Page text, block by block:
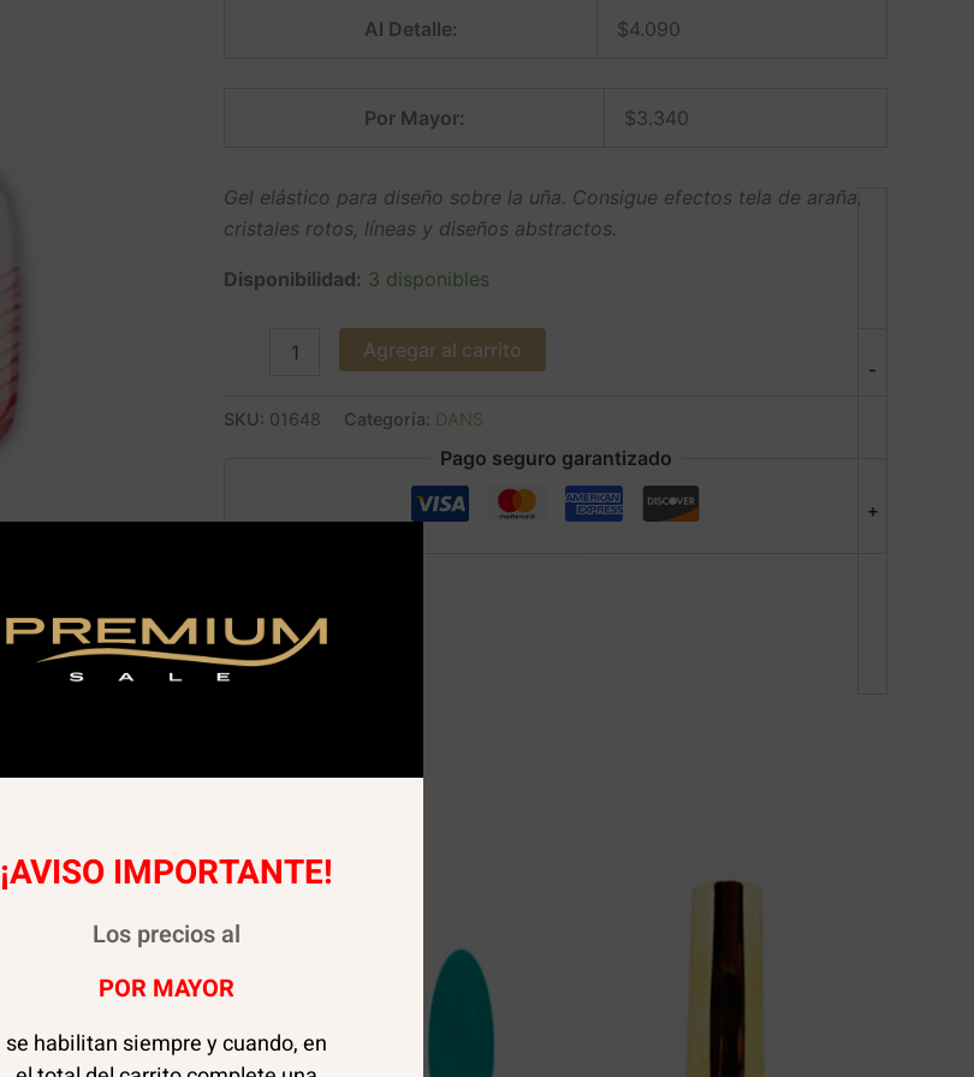
Al Detalle: $4.090
Por Mayor: $3.340
Gel elástico para diseño sobre la uña. Consigue efectos tela de araña,
cristales rotos, líneas y diseños abstractos.
Disponibilidad: 3 disponibles
-
+
Agregar al carrito
SKU: 01648 Categoría: DANS
Pago seguro garantizado
¡AVISO IMPORTANTE!
Los precios al
POR MAYOR
se habilitan siempre y cuando, en